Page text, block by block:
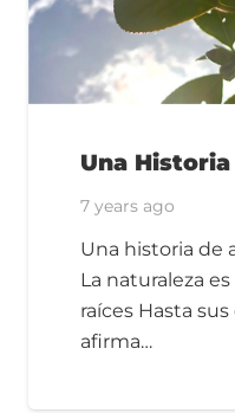
Una
7 years ago
Una historia de
La naturaleza
raíces Hasta
afirma…